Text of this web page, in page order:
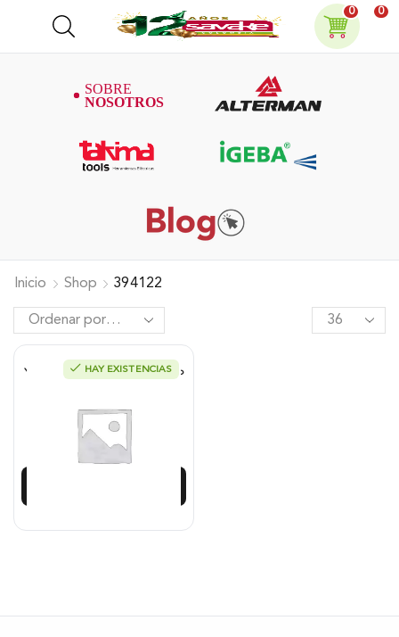
0 0
Inicio Shop 394122
HAY EXISTENCIAS
Yoyo Alterman Universal Automático
$42.024